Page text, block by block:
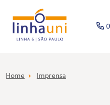
Home Imprensa